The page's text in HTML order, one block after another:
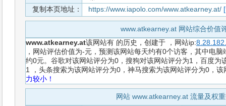
复制本页地址：
https://www.iapolo.com/www.atkearney.at/
www.atkearney.at 网站综合价值
www.atkearney.at该网站有 的历史，创建于 ，网站ip:
，网站评估价值为-元，预测该网站每天约有0个访客，其中电
约0元。谷歌对该网站评分为0，搜狗对该网站评分为1，百度为
1 ，头条搜索为该网站评分为0，神马搜索为该网站评分为0，
力较小！
网站 www.atkearney.at 流量及权